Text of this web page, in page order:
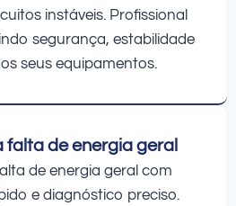
instáveis. Profissional
segurança, estabilidade
seus equipamentos.
falta de energia geral
de energia geral com
e diagnóstico preciso.